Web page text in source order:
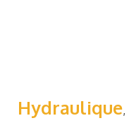
Hydraulique,